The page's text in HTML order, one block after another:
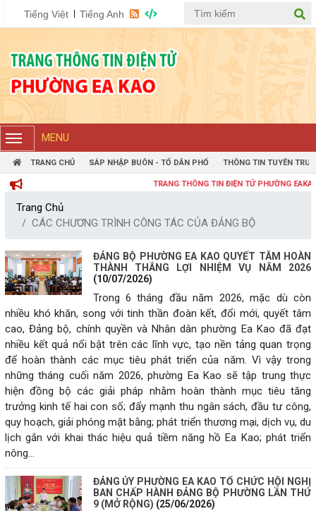
Tiếng Việt Tiếng Anh
MENU
TRANG CHỦ SÁP NHẬP BUÔN - TỔ DÂN PHỐ THÔNG TIN TUYÊN
TRANG THÔNG TIN ĐIỆN TỬ PHƯỜNG EAKAO
Trang Chủ
CÁC CHƯƠNG TRÌNH CÔNG TÁC CỦA ĐẢNG BỘ
ĐẢNG BỘ PHƯỜNG EA KAO QUYẾT TÂM HOÀN
THÀNH THẮNG LỢI NHIỆM VỤ NĂM 2026
(10/07/2026)
Trong 6 tháng đầu năm 2026, mặc dù còn
nhiều khó khăn, song với tinh thần đoàn kết, đổi mới, quyết tâm
cao, Đảng bộ, chính quyền và Nhân dân phường Ea Kao đã đạt
nhiều kết quả nổi bật trên các lĩnh vực, tạo nền tảng quan trọng
để hoàn thành các mục tiêu phát triển của năm. Vì vậy trong
những tháng cuối năm 2026, phường Ea Kao sẽ tập trung thực
hiện đồng bộ các giải pháp nhằm hoàn thành mục tiêu tăng
trưởng kinh tế hai con số; đẩy mạnh thu ngân sách, đầu tư công,
quy hoạch, giải phóng mặt bằng; phát triển thương mại, dịch vụ, du
lịch gắn với khai thác hiệu quả tiềm năng hồ Ea Kao; phát triển
nông...
ĐẢNG ỦY PHƯỜNG EA KAO TỔ CHỨC HỘI NGHỊ
BAN CHẤP HÀNH ĐẢNG BỘ PHƯỜNG LẦN THỨ
9 (MỞ RỘNG) (25/06/2026)